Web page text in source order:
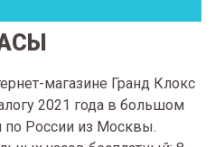
магазине Гранд Клокс
2021 года в большом
по России из Москвы.